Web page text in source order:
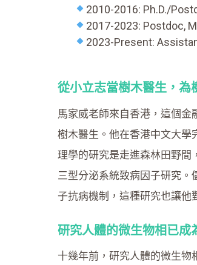
2010-2016: Ph.D./
2017-2023: Postdoc,
2023-Present:
從小立志當樹木醫生，為
馬家威老師來自香港，這個
樹木醫生。他在香港中文大學
理學的研究是走進森林田野間
三型分泌系統致病因子研究
子抗病機制，這種研究也讓他
研究人體的微生物相已成
十幾年前，研究人體的微生